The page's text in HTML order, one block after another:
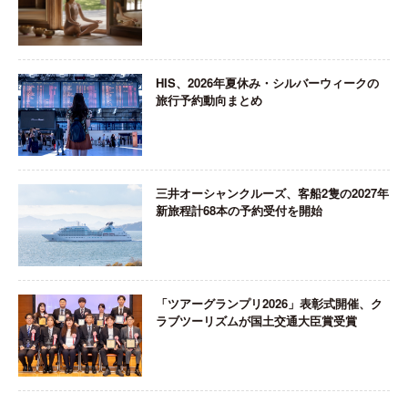
HIS、2026年夏休み・シルバーウィークの
旅行予約動向まとめ
三井オーシャンクルーズ、客船2隻の2027年
新旅程計68本の予約受付を開始
「ツアーグランプリ2026」表彰式開催、ク
ラブツーリズムが国土交通大臣賞受賞